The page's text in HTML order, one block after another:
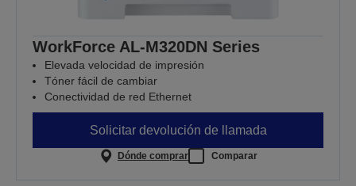
WorkForce AL-M320DN Series
Elevada velocidad de impresión
Tóner fácil de cambiar
Conectividad de red Ethernet
Solicitar devolución de llamada
Dónde comprar Comparar